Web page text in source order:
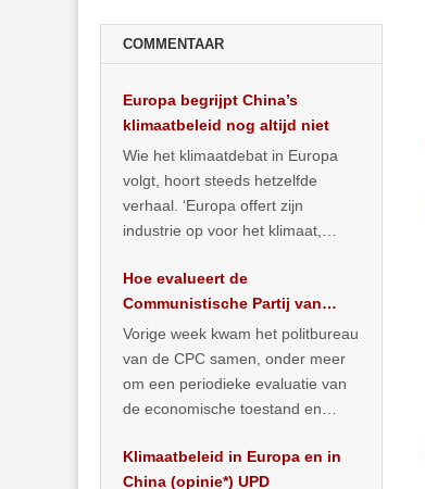
COMMENTAAR
Europa begrijpt China’s
klimaatbeleid nog altijd niet
Wie het klimaatdebat in Europa
volgt, hoort steeds hetzelfde
verhaal. ‘Europa offert zijn
industrie op voor het klimaat,
vergroening… >> lees meer
Hoe evalueert de
Communistische Partij van
China de economische
situatie?
Vorige week kwam het politbureau
van de CPC samen, onder meer
om een periodieke evaluatie van
de economische toestand en
publiceerden… >> lees meer
Klimaatbeleid in Europa en in
China (opinie*) UPD